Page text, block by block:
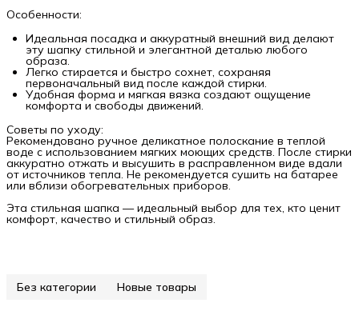
Особенности:
Идеальная посадка и аккуратный внешний вид делают
эту шапку стильной и элегантной деталью любого
образа.
Легко стирается и быстро сохнет, сохраняя
первоначальный вид после каждой стирки.
Удобная форма и мягкая вязка создают ощущение
комфорта и свободы движений.
Советы по уходу:
Рекомендовано ручное деликатное полоскание в теплой
воде с использованием мягких моющих средств. После стирки
аккуратно отжать и высушить в расправленном виде вдали
от источников тепла. Не рекомендуется сушить на батарее
или вблизи обогревательных приборов.
Эта стильная шапка — идеальный выбор для тех, кто ценит
комфорт, качество и стильный образ.
Без категории Новые товары